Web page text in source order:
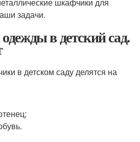
задачи.
в детский сад.
в детском саду делятся на